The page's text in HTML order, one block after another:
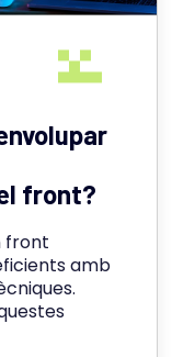
front?
front
amb